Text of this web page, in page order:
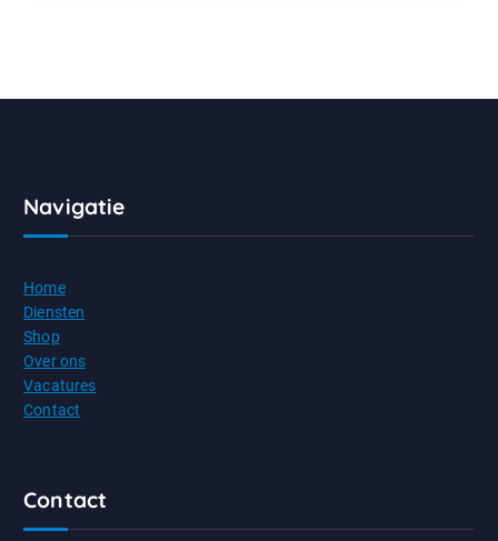
Navigatie
Home
Diensten
Shop
Over ons
Vacatures
Contact
Contact